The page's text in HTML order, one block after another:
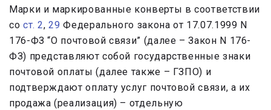
Марки и маркированные конверты в соответствии
со ст. 2,29 Федерального закона от 17.07.1999 N
176-ФЗ “О почтовой связи” (далее – Закон N 176-
ФЗ) представляют собой государственные знаки
почтовой оплаты (далее также – ГЗПО) и
подтверждают оплату услуг почтовой связи, а их
продажа (реализация) – отдельную